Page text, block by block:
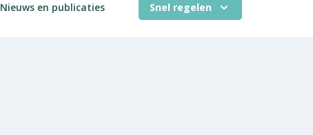
Nieuws en publicaties Snel regelen